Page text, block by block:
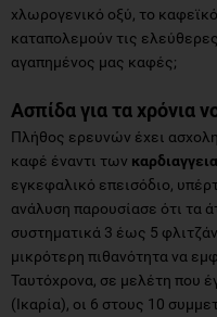
χλωρογενικό οξύ, το
καταπολεμούν τις
αγαπημένος μας καφές;
Ασπίδα για τα χρόνια
Πλήθος ερευνών έχει
καφέ έναντι των
εγκεφαλικό επεισόδιο,
ανάλυση παρουσίασε ότι τα
συστηματικά 3 έως 5
μικρότερη πιθανότητα να
Ταυτόχρονα, σε μελέτη που
(Ικαρία), οι 6 στους 10